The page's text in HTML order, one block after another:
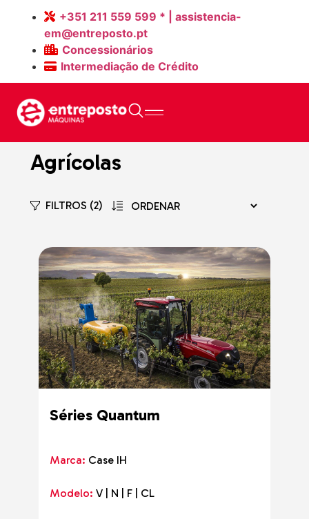
+351 211 559 599 * | assistencia-
em@entreposto.pt
Concessionários
Intermediação de Crédito
Home > Máquinas Novas
Agrícolas
FILTROS (2)
Séries Quantum
Marca: Case IH
Modelo: V | N | F | CL